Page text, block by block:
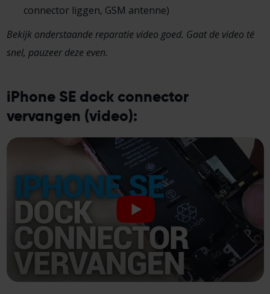
connector liggen, GSM antenne)
Bekijk onderstaande reparatie video goed. Gaat de video té
snel, pauzeer deze even.
iPhone SE dock connector
vervangen (video):